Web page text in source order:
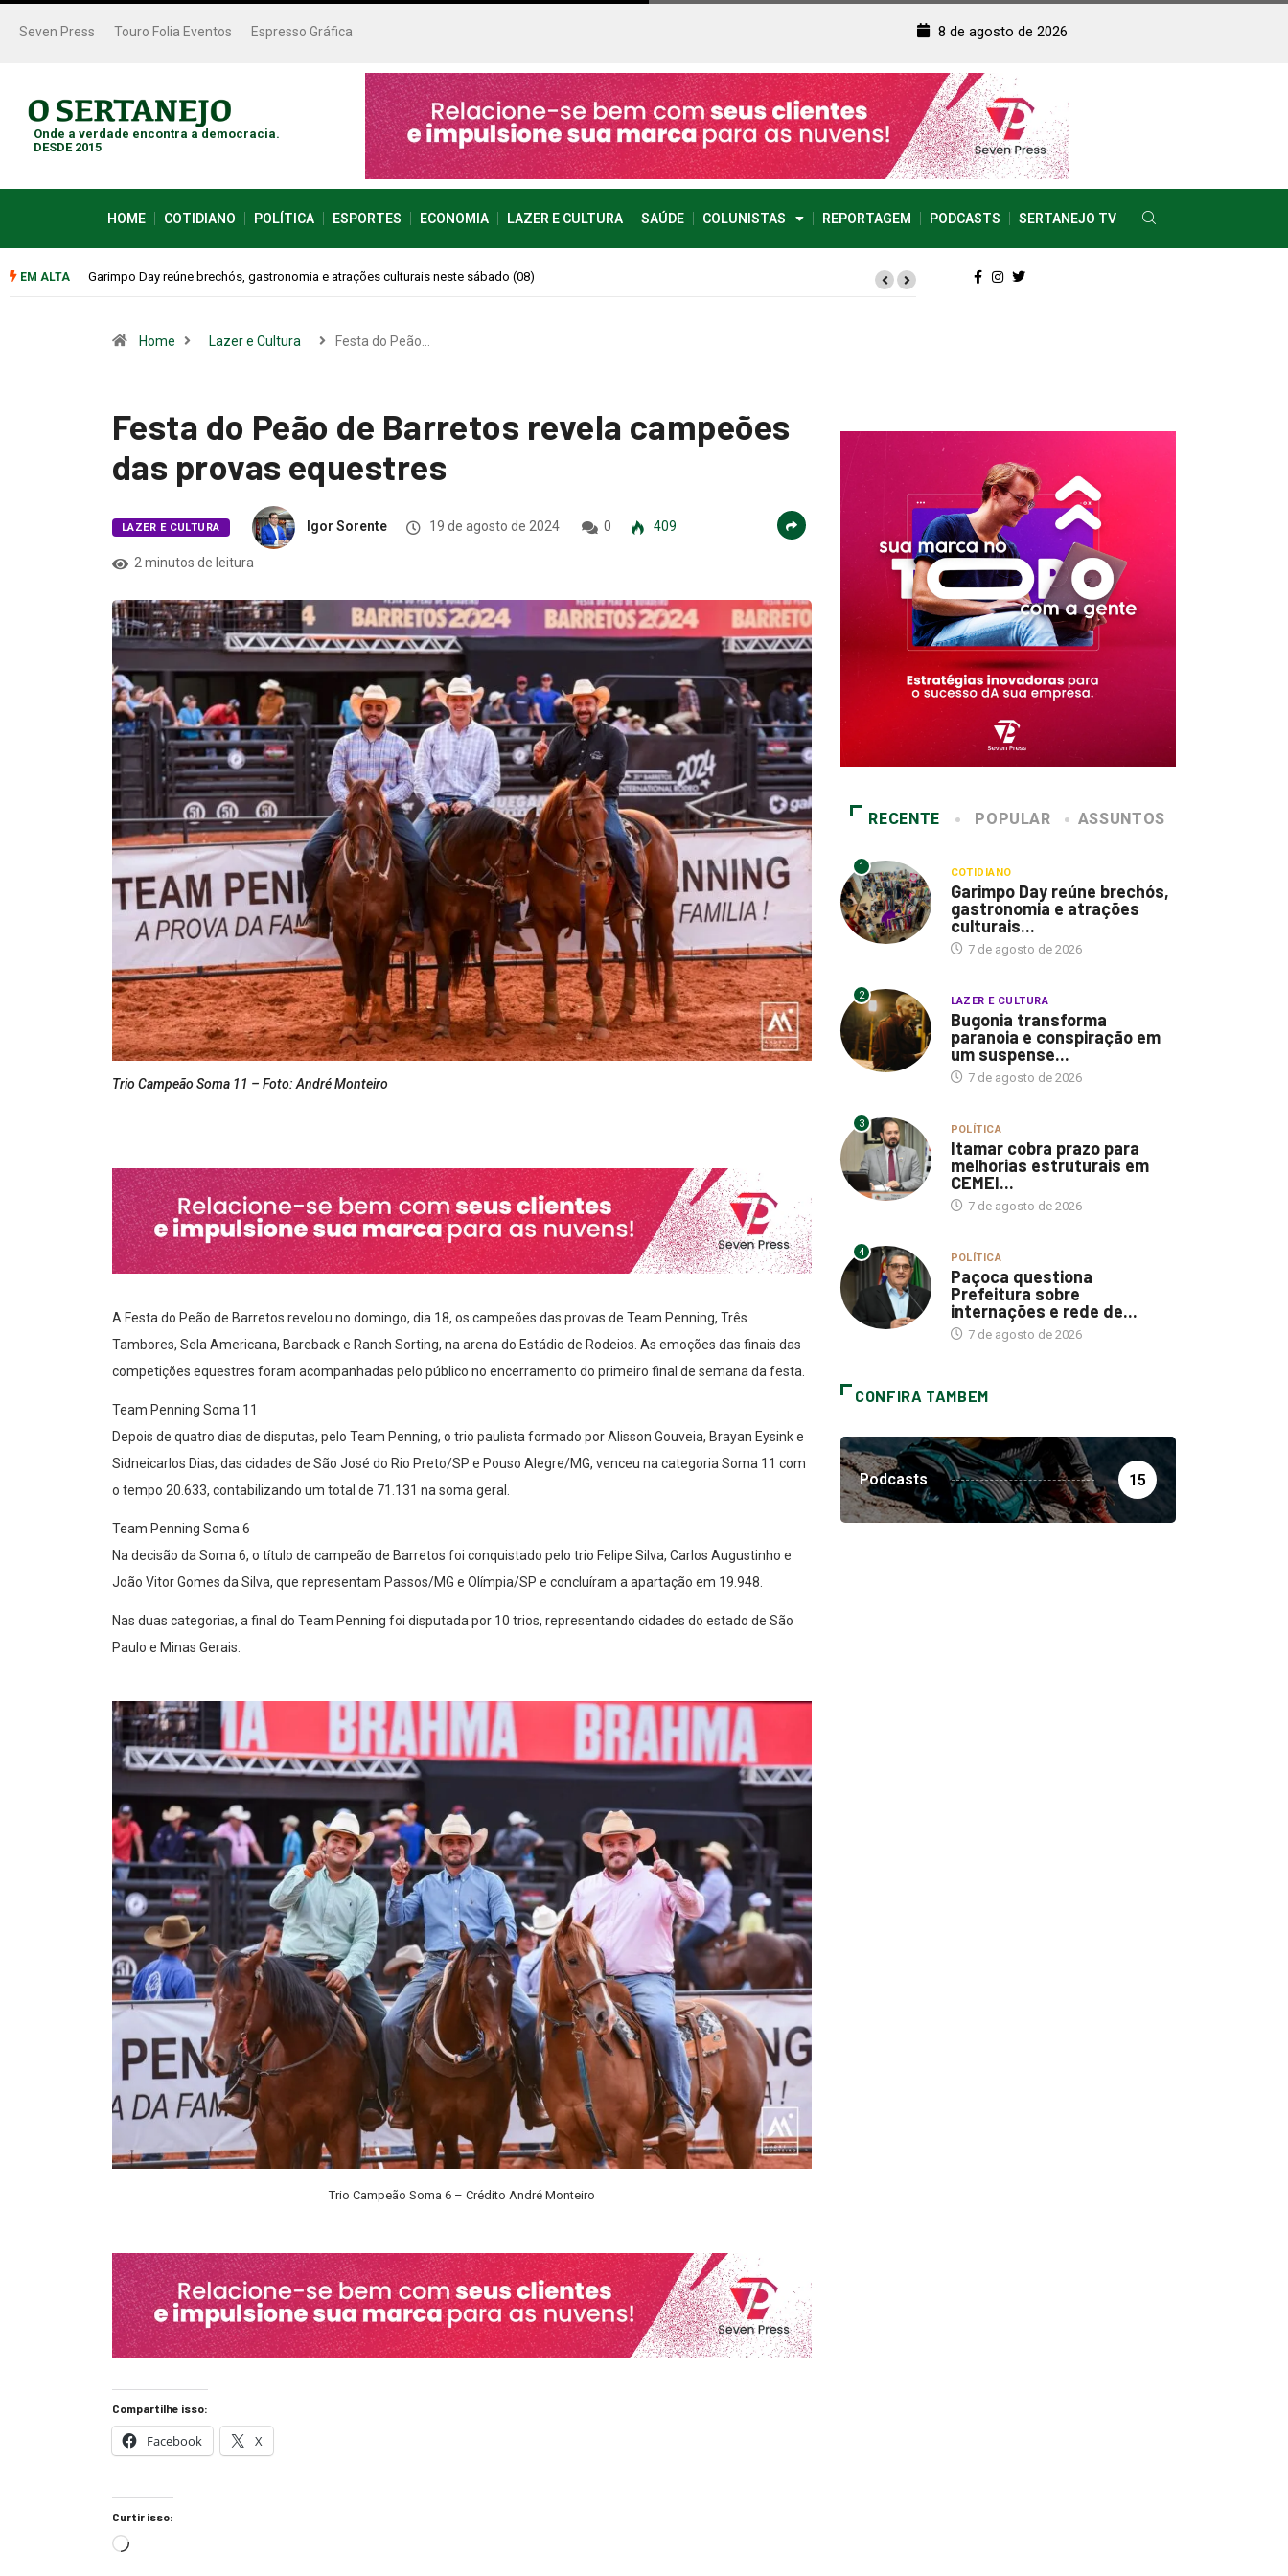
Seven Press Touro Folia Eventos Espresso Gráfica 8 de agosto de 2026
Onde a verdade encontra a democracia.
DESDE 2015
HOME COTIDIANO POLÍTICA ESPORTES ECONOMIA LAZER E CULTURA SAÚDE COLUNISTAS REPORTAGEM PODCASTS SERTANEJO TV
EM ALTA Bugonia transforma paranoia e conspiração em um suspense imprevisível
Home Lazer e Cultura Festa do Peão…
Festa do Peão de Barretos revela campeões
das provas equestres
LAZER E CULTURA Igor Sorente 19 de agosto de 2024 0 409
2 minutos de leitura
Trio Campeão Soma 11 – Foto: André Monteiro
A Festa do Peão de Barretos revelou no domingo, dia 18, os campeões das provas de Team Penning, Três
Tambores, Sela Americana, Bareback e Ranch Sorting, na arena do Estádio de Rodeios. As emoções das finais das
competições equestres foram acompanhadas pelo público no encerramento do primeiro final de semana da festa.
Team Penning Soma 11
Depois de quatro dias de disputas, pelo Team Penning, o trio paulista formado por Alisson Gouveia, Brayan Eysink e
Sidneicarlos Dias, das cidades de São José do Rio Preto/SP e Pouso Alegre/MG, venceu na categoria Soma 11 com
o tempo 20.633, contabilizando um total de 71.131 na soma geral.
Team Penning Soma 6
Na decisão da Soma 6, o título de campeão de Barretos foi conquistado pelo trio Felipe Silva, Carlos Augustinho e
João Vitor Gomes da Silva, que representam Passos/MG e Olímpia/SP e concluíram a apartação em 19.948.
Nas duas categorias, a final do Team Penning foi disputada por 10 trios, representando cidades do estado de São
Paulo e Minas Gerais.
Trio Campeão Soma 6 – Crédito André Monteiro
Compartilhe isso:
Facebook X
Curtir isso:
RECENTE POPULAR ASSUNTOS
1 COTIDIANO
Garimpo Day reúne brechós,
gastronomia e atrações
culturais...
7 de agosto de 2026
2 LAZER E CULTURA
Bugonia transforma
paranoia e conspiração em
um suspense...
7 de agosto de 2026
3 POLÍTICA
Itamar cobra prazo para
melhorias estruturais em
CEMEI...
7 de agosto de 2026
4 POLÍTICA
Paçoca questiona
Prefeitura sobre
internações e rede de...
7 de agosto de 2026
CONFIRA TAMBEM
Podcasts 15